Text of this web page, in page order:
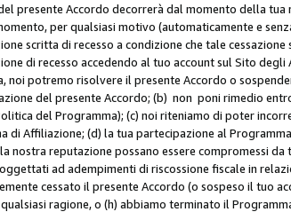
presente Accordo decorrerà dal momento della
per qualsiasi motivo (automaticamente e
scritta di recesso a condizione che tale
di recesso accedendo al tuo account sul Sito
noi potremo risolvere il presente Accordo o
del presente Accordo; (b) non poni rimedio
del Programma); (c) noi riteniamo di poter
di Affiliazione; (d) la tua partecipazione al
nostra reputazione possano essere compromessi
ad adempimenti di riscossione fiscale in
cessato il presente Accordo (o sospeso il tuo
ragione, o (h) abbiamo terminato il